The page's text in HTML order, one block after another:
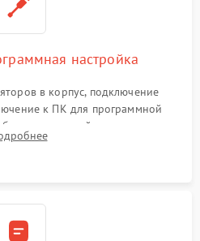
настройка
в корпус, подключение
к ПК для программной
настройки порогов
счетчиков старения АКБ.